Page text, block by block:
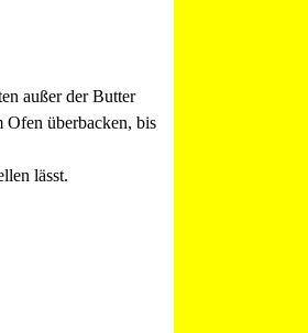
außer der Butter
überbacken, bis
lässt.